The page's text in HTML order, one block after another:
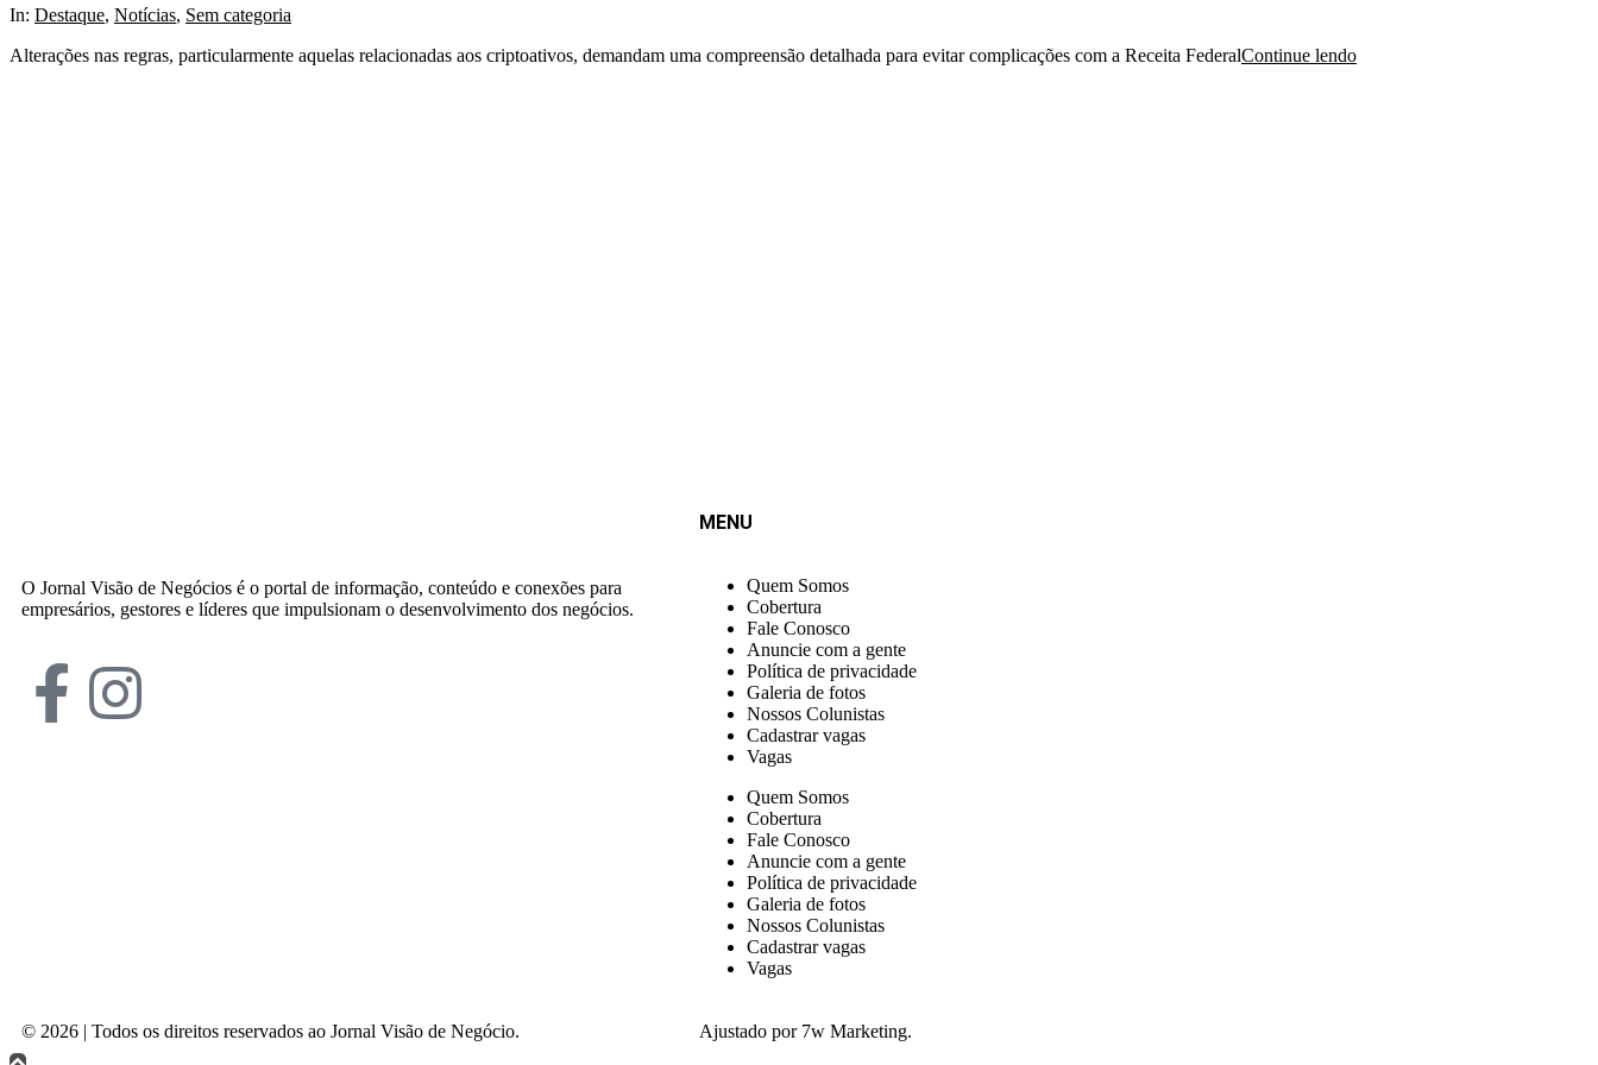
In: Destaque, Notícias, Sem categoria
Alterações nas regras, particularmente aquelas relacionadas aos criptoativos, demandam uma compreensão detalhada para evitar complicações com a Receita FederalContinue lendo
O Jornal Visão de Negócios é o portal de informação, conteúdo e conexões para
empresários, gestores e líderes que impulsionam o desenvolvimento dos negócios.
MENU
Quem Somos
Cobertura
Fale Conosco
Anuncie com a gente
Política de privacidade
Galeria de fotos
Nossos Colunistas
Cadastrar vagas
Vagas
Quem Somos
Cobertura
Fale Conosco
Anuncie com a gente
Política de privacidade
Galeria de fotos
Nossos Colunistas
Cadastrar vagas
Vagas
© 2026 | Todos os direitos reservados ao Jornal Visão de Negócio. Ajustado por 7w Marketing.